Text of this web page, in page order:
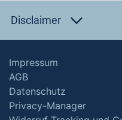
Disclaimer
Impressum
AGB
Datenschutz
Privacy-Manager